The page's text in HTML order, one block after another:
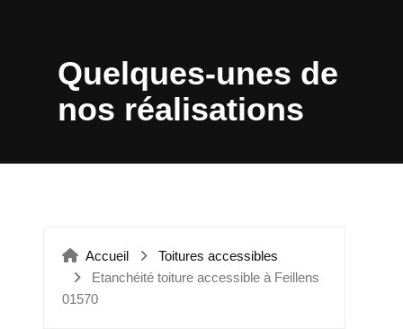
Quelques-unes de
nos réalisations
Accueil
Toitures accessibles
Etanchéité toiture accessible à Feillens
01570